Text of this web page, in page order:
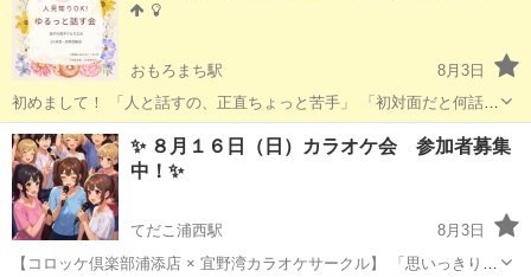
なくても大丈夫🙆‍♀️です。お互い...
おもろまち駅
8月3日
初めまして！ 「人と話すの、正直ちょっと苦手」 「初対面だと何話せ
ばいいかわからない」 「でも、このままは嫌だな…」 そんな人のため
の、 超ゆるめな交流会です🌿 ※営業・ナンパ・勧誘目的はお断りして
い...
沖縄 那覇市 おもろまち駅 その他 初対面
✨ ８月１６日（日）カラオケ会 参加者募集
中！✨
てだこ浦西駅
8月3日
【コロッケ倶楽部浦添店 × 宜野湾カラオケサークル】 「思いっきり歌